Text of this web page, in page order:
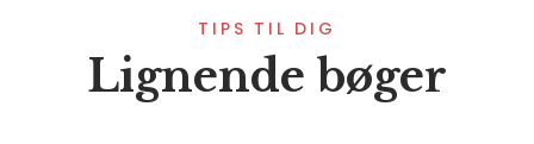
TIPS TIL DIG
Lignende bøger